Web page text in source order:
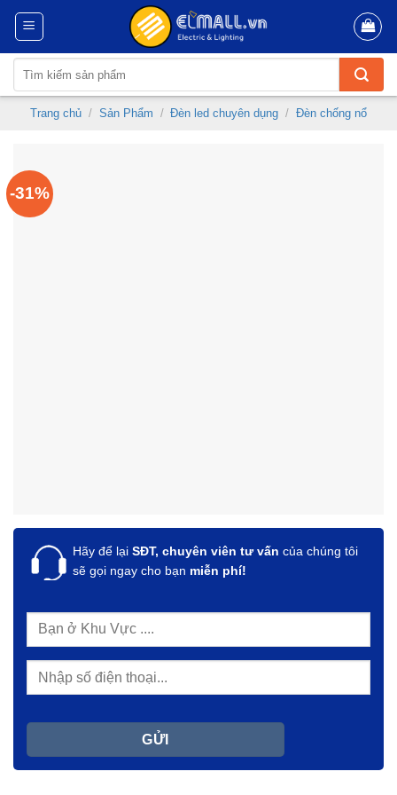
Skip
content
kiếm:
Trang chủ / Sản Phẩm / Đèn led chuyên dụng / Đèn chống nổ
-31%
Hãy để lại SĐT, chuyên viên tư vấn của chúng tôi
sẽ gọi ngay cho bạn miễn phí!